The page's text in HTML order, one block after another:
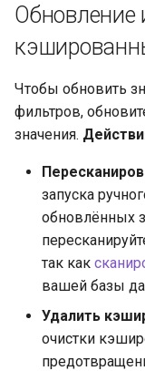
Обновление
Чтобы обновить
фильтров,
значения.
запуска
обновлённых
так как
вашей базы
Удалить
очистки